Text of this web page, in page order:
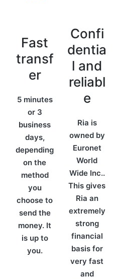
Fast
transf
er
5 minutes
or 3
business
days,
depending
on the
method
you
choose to
send the
money. It
is up to
you.
Confi
dentia
l and
reliabl
e
Ria is
owned by
Euronet
World
Wide Inc..
This gives
Ria an
extremely
strong
financial
basis for
very fast
and